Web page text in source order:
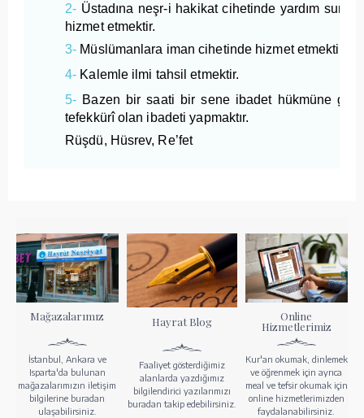
2- Üstadına neşr-i hakikat cihetinde yardım
hizmet etmektir.
3- Müslümanlara iman cihetinde hizmet etmektir.
4- Kalemle ilmi tahsil etmektir.
5- Bazen bir saati bir sene ibadet hükmüne
tefekkürî olan ibadeti yapmaktır.
Rüşdü, Hüsrev, Re’fet
Mağazalarımız
İstanbul, Ankara ve
Isparta'da bulunan
mağazalarımızın iletişim
bilgilerine buradan
ulaşabilirsiniz.
Hayrat Blog
Faaliyet gösterdiğimiz
alanlarda yazdığımız
bilgilendirici yazılarımızı
buradan takip edebilirsiniz.
Online
Hizmetlerimiz
Kur'an okumak, dinlemek
ve öğrenmek için ayrıca
meal ve tefsir okumak için
online hizmetlerimizden
faydalanabilirsiniz.